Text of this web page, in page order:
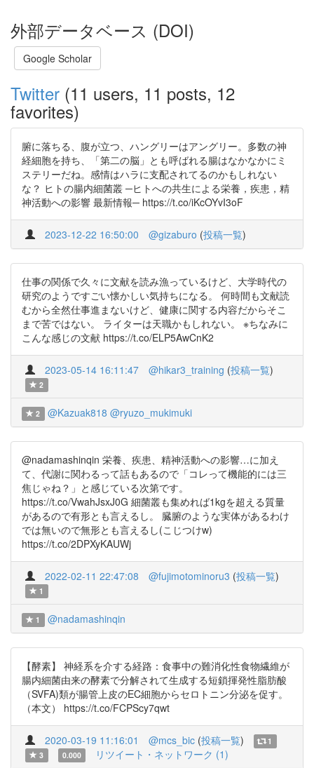
外部データベース (DOI)
Google Scholar
Twitter (11 users, 11 posts, 12
favorites)
腑に落ちる、腹が立つ、ハングリーはアングリー。多数の神
経細胞を持ち、「第二の脳」とも呼ばれる腸はなかなかにミ
ステリーだね。感情はハラに支配されてるのかもしれない
な？ ヒトの腸内細菌叢 ─ヒトへの共生による栄養，疾患，精
神活動への影響 最新情報─ https://t.co/iKcOYvI3oF
2023-12-22 16:50:00 @gizaburo (投稿一覧)
仕事の関係で久々に文献を読み漁っているけど、大学時代の
研究のようですごい懐かしい気持ちになる。 何時間も文献読
むから全然仕事進まないけど、健康に関する内容だからそこ
まで苦ではない。 ライターは天職かもしれない。 ※ちなみに
こんな感じの文献 https://t.co/ELP5AwCnK2
2023-05-14 16:11:47 @hikar3_training (投稿一覧)
2
2 @Kazuak818 @ryuzo_mukimuki
@nadamashinqin 栄養、疾患、精神活動への影響…に加え
て、代謝に関わるって話もあるので「コレって機能的には三
焦じゃね？」と感じている次第です。
https://t.co/VwahJsxJ0G 細菌叢も集めれば1kgを超える質量
があるので有形とも言えるし。 臓腑のような実体があるわけ
では無いので無形とも言えるし(こじつけw)
https://t.co/2DPXyKAUWj
2022-02-11 22:47:08 @fujimotominoru3 (投稿一覧)
1
1 @nadamashinqin
【酵素】 神経系を介する経路：食事中の難消化性食物繊維が
腸内細菌由来の酵素で分解されて生成する短鎖揮発性脂肪酸
（SVFA)類が腸管上皮のEC細胞からセロトニン分泌を促す。
（本文） https://t.co/FCPScy7qwt
2020-03-19 11:16:01 @mcs_bic (投稿一覧)
1
3
0.000 リツイート・ネットワーク (1)